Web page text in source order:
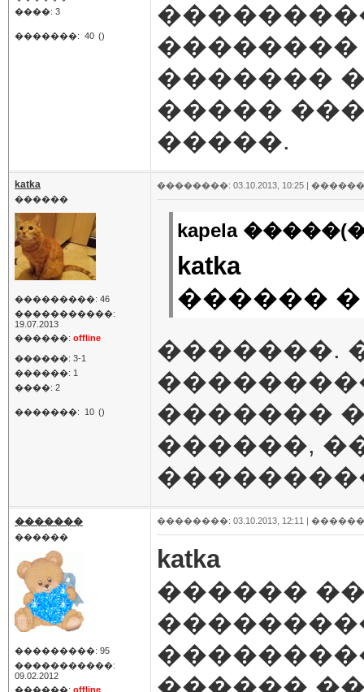
����: 3
�������: 40 ()
��������
�������
�����
�����.
katka
������
���������: 46
�����������:
19.07.2013
������: offline
������: 3-1
������: 1
����: 2
�������: 10 ()
��������: 03.10.2013, 10:25 |
kapela
katka
������
�������.
�������
������,
�������
������
���������: 95
�����������:
09.02.2012
������: offline
��������: 03.10.2013, 12:11 |
katka
������
������